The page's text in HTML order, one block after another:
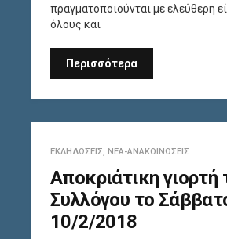
πραγματοποιούνται με ελεύθερη
όλους και
Περισσότερα
ΕΚΔΗΛΏΣΕΙΣ, ΝΈΑ-ΑΝΑΚΟΙΝΏΣΕΙΣ
Αποκριάτικη γιορτή
Συλλόγου το
10/2/2018